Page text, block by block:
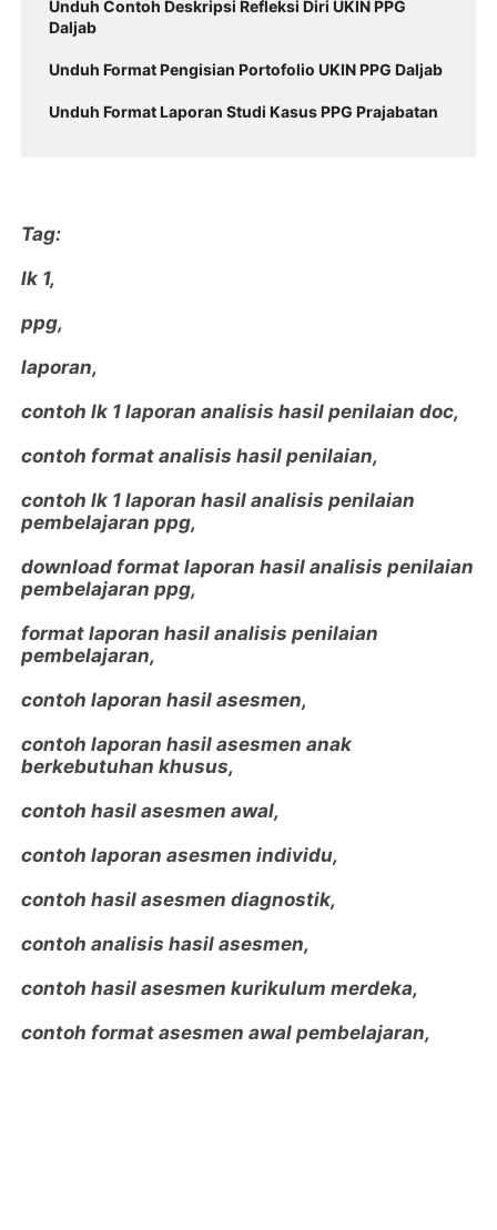
Unduh Contoh Deskripsi Refleksi Diri UKIN PPG
Daljab
Unduh Format Pengisian Portofolio UKIN PPG Daljab
Unduh Format Laporan Studi Kasus PPG Prajabatan
Tag:
lk 1,
ppg,
laporan,
contoh lk 1 laporan analisis hasil penilaian doc,
contoh format analisis hasil penilaian,
contoh lk 1 laporan hasil analisis penilaian
pembelajaran ppg,
download format laporan hasil analisis penilaian
pembelajaran ppg,
format laporan hasil analisis penilaian
pembelajaran,
contoh laporan hasil asesmen,
contoh laporan hasil asesmen anak
berkebutuhan khusus,
contoh hasil asesmen awal,
contoh laporan asesmen individu,
contoh hasil asesmen diagnostik,
contoh analisis hasil asesmen,
contoh hasil asesmen kurikulum merdeka,
contoh format asesmen awal pembelajaran,